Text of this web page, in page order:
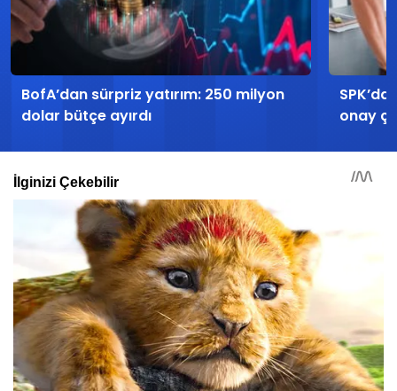
BofA’dan sürpriz yatırım: 250 milyon
dolar bütçe ayırdı
onay